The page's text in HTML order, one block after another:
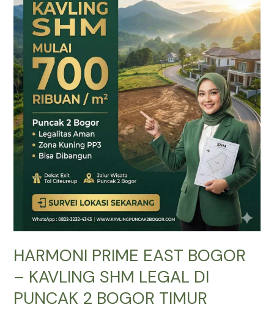
HARMONI PRIME EAST BOGOR
– KAVLING SHM LEGAL DI
PUNCAK 2 BOGOR TIMUR
PRIME
EAST
BOGOR
–
KAVLING
SHM
LEGAL
DI
PUNCAK
2
BOGOR